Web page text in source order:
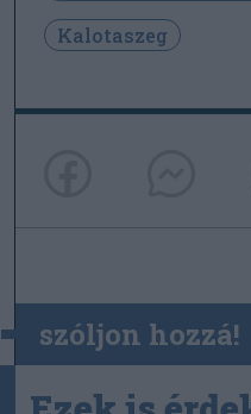
Kalotaszeg
szóljon hozzá!